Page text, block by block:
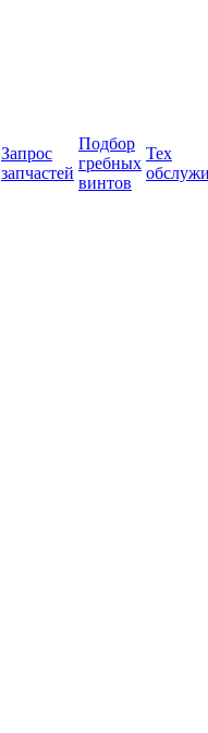
Запрос
запчастей
Подбор
гребных
винтов
Тех